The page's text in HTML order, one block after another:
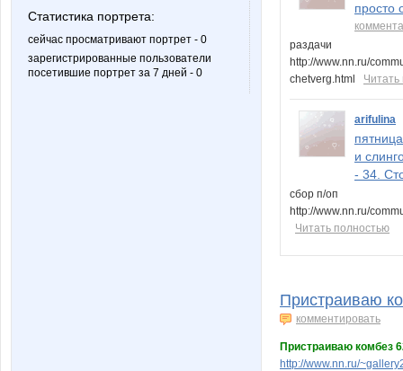
Статистика портрета:
сейчас просматривают портрет - 0
зарегистрированные пользователи
посетившие портрет за 7 дней - 0
просто
раздачи
http://www.nn.ru/
chetverg.html
arifulina
и
- 34.
сбор п/оп
http://www.nn.ru/
Читать полностью
Пристраиваю
комментировать
Пристраиваю комбез
http://www.nn.ru/